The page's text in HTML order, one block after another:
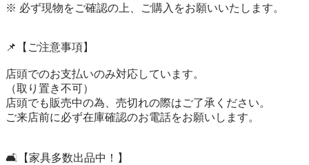
※ 必ず現物をご確認の上、ご購入をお願いいたします。
📌【ご注意事項】
店頭でのお支払いのみ対応しています。
（取り置き不可）
店頭でも販売中の為、売切れの際はご了承ください。
ご来店前に必ず在庫確認のお電話をお願いします。
🛋️【家具多数出品中！】